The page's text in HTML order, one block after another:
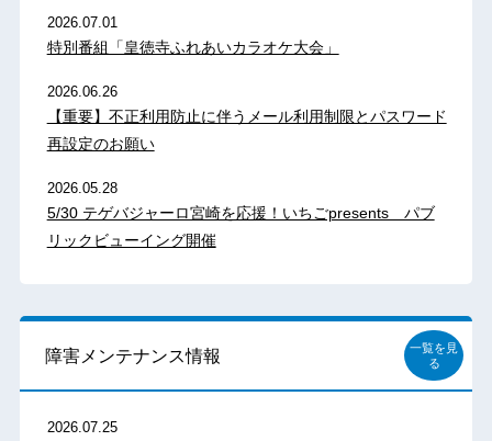
2026.07.01
特別番組「皇徳寺ふれあいカラオケ大会」
2026.06.26
【重要】不正利用防止に伴うメール利用制限とパスワード
再設定のお願い
2026.05.28
5/30 テゲバジャーロ宮崎を応援！いちごpresents パブ
リックビューイング開催
障害メンテナンス情報
一覧を見
る
2026.07.25